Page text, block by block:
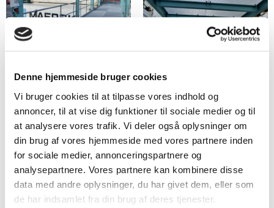
Denne hjemmeside bruger cookies
Vi bruger cookies til at tilpasse vores indhold og
annoncer, til at vise dig funktioner til sociale medier og til
at analysere vores trafik. Vi deler også oplysninger om
din brug af vores hjemmeside med vores partnere inden
for sociale medier, annonceringspartnere og
analysepartnere. Vores partnere kan kombinere disse
data med andre oplysninger, du har givet dem, eller som
de har indsamlet fra din brug af deres tjenester.